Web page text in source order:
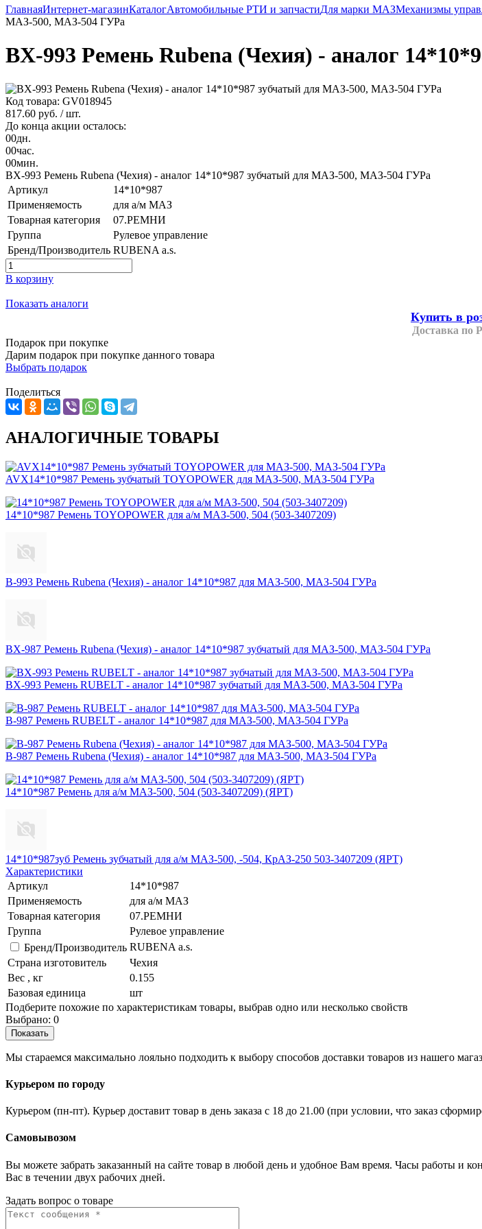
ГлавнаяИнтернет-магазинКаталогАвтомобильные РТИ и запчастиДля марки МАЗМеханизмы
МАЗ-500, МАЗ-504 ГУРа
BX-993 Ремень Rubena (Чехия) - аналог
Код товара: GV018945
817.60 руб. / шт.
До конца акции осталось:
00дн.
00час.
00мин.
BX-993 Ремень Rubena (Чехия) - аналог 14*10*987 зубчатый для МАЗ-500, МАЗ-504 ГУРа
Артикул
14*10*987
Применяемость
для а/м МАЗ
Товарная категория
07.РЕМНИ
Группа
Рулевое управление
Бренд/Производитель RUBENA a.s.
В корзину
Показать аналоги
Купить в
Доставка по
Подарок при покупке
Дарим подарок при покупке данного товара
Выбрать подарок
Поделиться
АНАЛОГИЧНЫЕ ТОВАРЫ
AVX14*10*987 Ремень зубчатый TOYOPOWER для МАЗ-500, МАЗ-504 ГУРа
14*10*987 Ремень TOYOPOWER для а/м МАЗ-500, 504 (503-3407209)
B-993 Ремень Rubena (Чехия) - аналог 14*10*987 для МАЗ-500, МАЗ-504 ГУРа
BX-987 Ремень Rubena (Чехия) - аналог 14*10*987 зубчатый для МАЗ-500, МАЗ-504 ГУРа
BX-993 Ремень RUBELT - аналог 14*10*987 зубчатый для МАЗ-500, МАЗ-504 ГУРа
B-987 Ремень RUBELT - аналог 14*10*987 для МАЗ-500, МАЗ-504 ГУРа
B-987 Ремень Rubena (Чехия) - аналог 14*10*987 для МАЗ-500, МАЗ-504 ГУРа
14*10*987 Ремень для а/м МАЗ-500, 504 (503-3407209) (ЯРТ)
14*10*987зуб Ремень зубчатый для а/м МАЗ-500, -504, КрАЗ-250 503-3407209 (ЯРТ)
Характеристики
Артикул
14*10*987
Применяемость
для а/м МАЗ
Товарная категория
07.РЕМНИ
Группа
Рулевое управление
Бренд/Производитель RUBENA a.s.
Страна изготовитель
Чехия
Вес , кг
0.155
Базовая единица
шт
Подберите похожие по характеристикам товары, выбрав одно или несколько свойств
Выбрано: 0
Показать
Мы стараемся максимально лояльно подходить к выбору способов доставки товаров из нашего
Курьером по городу
Курьером (пн-пт). Курьер доставит товар в день заказа с 18 до 21.00 (при условии, что заказ
Самовывозом
Вы можете забрать заказанный на сайте товар в любой день и удобное Вам время. Часы работы и
Вас в течении двух рабочих дней.
Задать вопрос о товаре